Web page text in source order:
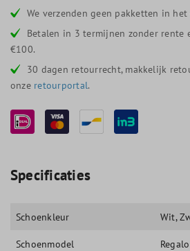
We verzenden geen pakketten in het
Betalen in 3 termijnen zonder rente
€100.
30 dagen retourrecht, makkelijk
onze retourportal.
Specificaties
Schoenkleur Wit,
Schoenmodel Regalo